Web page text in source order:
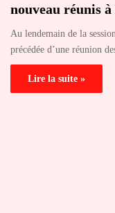
nouveau réunis
Au lendemain de la
précédée d’une réunion
Lire la suite »